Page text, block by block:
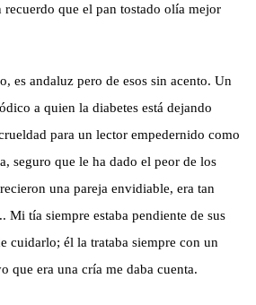
recuerdo que el pan tostado olía mejor
es andaluz pero de esos sin acento. Un
a quien la diabetes está dejando
para un lector empedernido como
seguro que le ha dado el peor de los
una pareja envidiable, era tan
Mi tía siempre estaba pendiente de sus
cuidarlo; él la trataba siempre con un
que era una cría me daba cuenta.